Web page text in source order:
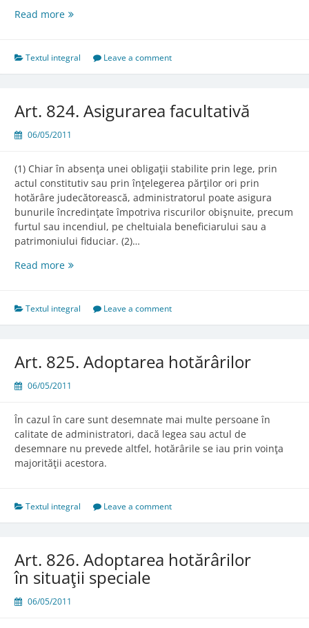
Read moreArt.
şi
contestarea
Textul integral Leave a comment
Art. 824. Asigurarea facultativă
06/05/2011
(1) Chiar în absenţa unei obligaţii stabilite prin lege, prin
actul constitutiv sau prin înţelegerea părţilor ori prin
hotărâre judecătorească, administratorul poate asigura
bunurile încredinţate împotriva riscurilor obişnuite, precum
furtul sau incendiul, pe cheltuiala beneficiarului sau a
patrimoniului fiduciar. (2)…
Read moreArt.
facultativă
Textul integral Leave a comment
Art. 825. Adoptarea hotărârilor
06/05/2011
În cazul în care sunt desemnate mai multe persoane în
calitate de administratori, dacă legea sau actul de
desemnare nu prevede altfel, hotărârile se iau prin voinţa
majorităţii acestora.
Textul integral Leave a comment
Art. 826. Adoptarea hotărârilor
în situaţii speciale
06/05/2011